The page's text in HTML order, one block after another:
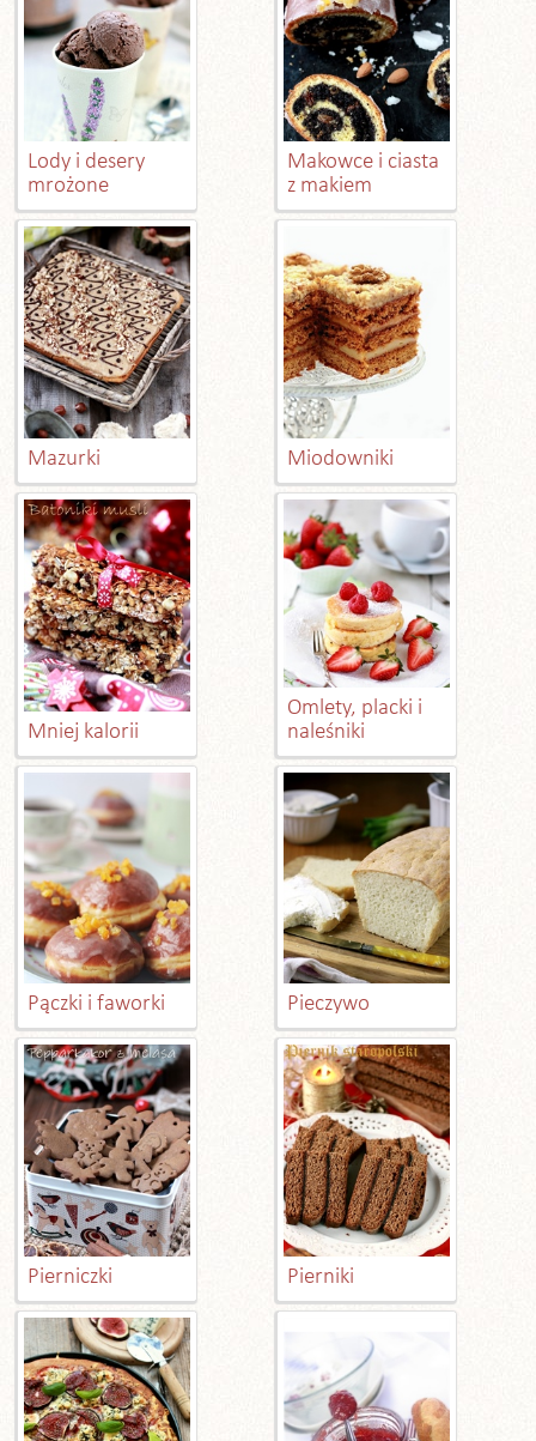
Lody i desery
mrożone
Makowce i ciasta
z makiem
Mazurki Miodowniki
Mniej kalorii
Omlety, placki i
naleśniki
Pączki i faworki Pieczywo
Pierniczki Pierniki